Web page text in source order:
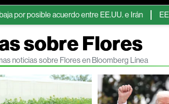
acuerdo entre EE.UU. e Irán EE.UU.
sobre Flores
noticias sobre Flores en Bloomberg Línea